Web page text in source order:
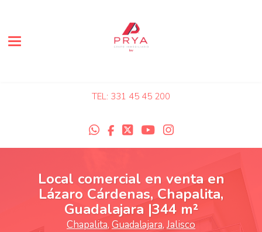
Toggle navigation
TEL: 331 45 45 200
Local comercial en venta en
Lázaro Cárdenas, Chapalita,
Guadalajara |344 m²
Chapalita, Guadalajara, Jalisco